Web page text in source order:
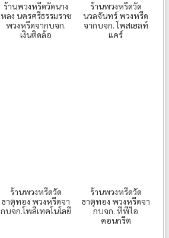
ร้านพวงหรีดวัดนาง
หลง นครศรีธรรมราช
พวงหรีดจากบจก.
เงินติดล้อ
ร้านพวงหรีดวัด
นวลจันทร์ พวงหรีด
จากบจก. โพสเฮลท์
แคร์
ร้านพวงหรีดวัด
ธาตุทอง พวงหรีดจา
กบจก.โพลีเทคโนโลยี
ร้านพวงหรีดวัด
ธาตุทอง พวงหรีดจา
กบจก. ทีพีไอ
คอนกรีต